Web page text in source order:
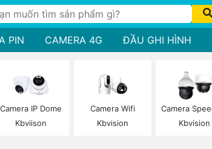
PIN CAMERA 4G ĐẦU GHI HÌNH
Camera IP Dome
Kbviison
Camera Wifi
Kbvision
Camera
Kbvision